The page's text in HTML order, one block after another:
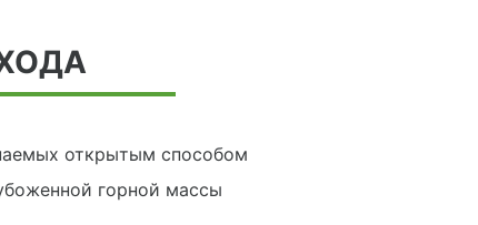
открытым способом
горной массы